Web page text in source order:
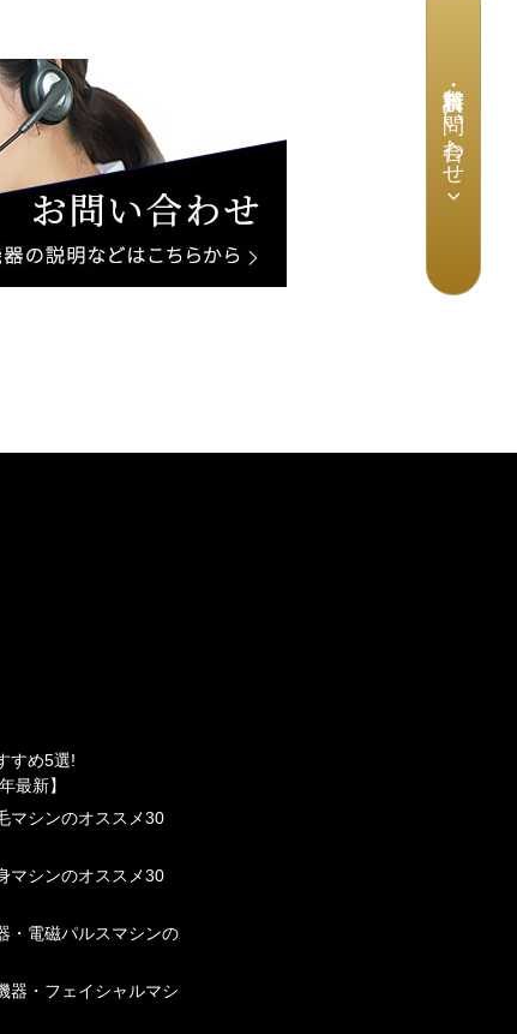
資料請求・お問い合わせ
すめ5選!
最新】
マシンのオススメ30
マシンのオススメ30
・電磁パルスマシンの
器・フェイシャルマシ